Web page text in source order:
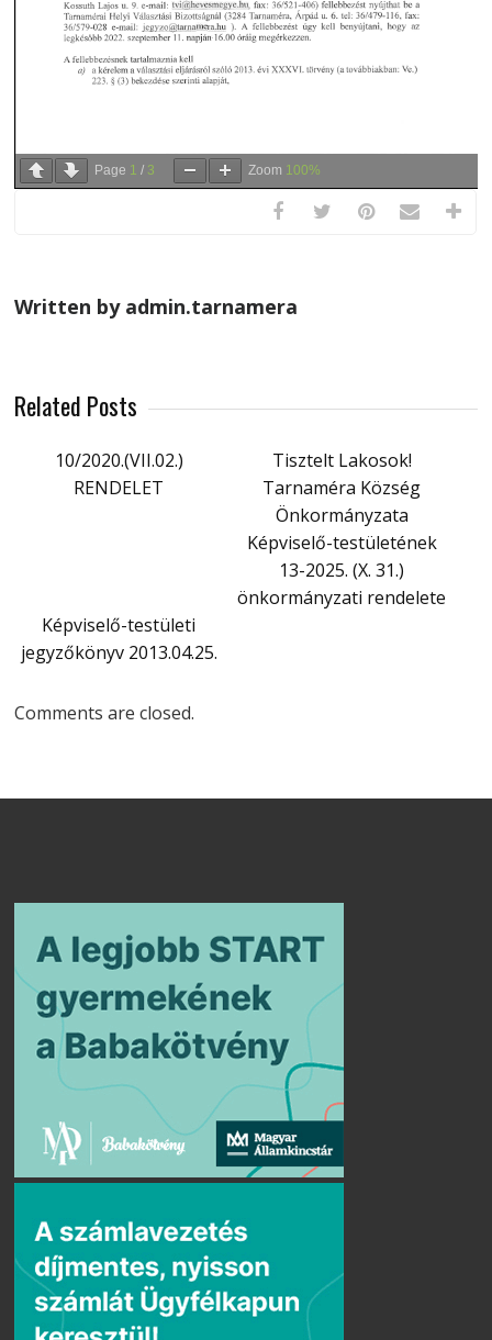
Page 1 / 3 Zoom 100%
Written by admin.tarnamera
Related Posts
10/2020.(VII.02.)
RENDELET
Tisztelt Lakosok!
Tarnaméra Község
Önkormányzata
Képviselő-testületének
13-2025. (X. 31.)
önkormányzati rendelete
Képviselő-testületi
jegyzőkönyv 2013.04.25.
Comments are closed.